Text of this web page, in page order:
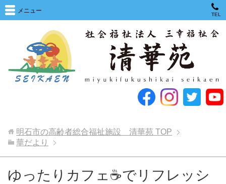
メニュー
TEL
明石市の高齢者総合福祉施設 清華苑 TOP
華だより
ゆったりカフェ☕でリフレッシ